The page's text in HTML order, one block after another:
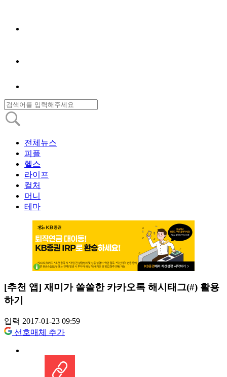
전체뉴스
피플
헬스
라이프
컬처
머니
테마
[추천 앱] 재미가 쏠쏠한 카카오톡 해시태그(#) 활용
하기
입력 2017-01-23 09:59
선호매체 추가